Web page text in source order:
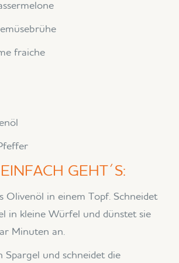
fraiche
GEHT´S:
Olivenöl in einem Topf. Schneidet
in kleine Würfel und dünstet sie
Minuten an.
Spargel und schneidet die